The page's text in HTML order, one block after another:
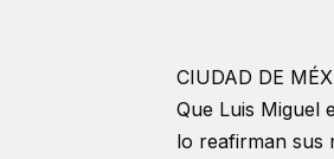
CIUDAD DE
Que Luis Miguel
lo reafirman sus